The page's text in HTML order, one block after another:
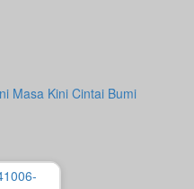
Masa Kini Cintai Bumi